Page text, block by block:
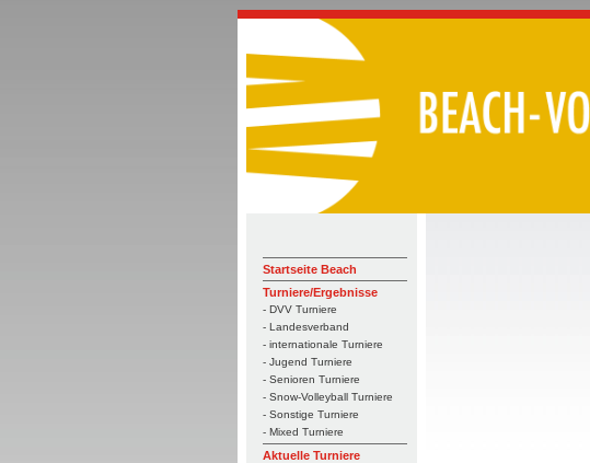
Startseite Beach
Turniere/Ergebnisse
- DVV Turniere
- Landesverband
- internationale Turniere
- Jugend Turniere
- Senioren Turniere
- Snow-Volleyball Turniere
- Sonstige Turniere
- Mixed Turniere
Aktuelle Turniere